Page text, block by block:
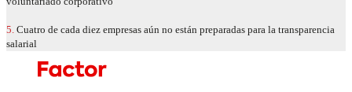
5. Cuatro de cada diez empresas aún no están preparadas para la transparencia
salarial